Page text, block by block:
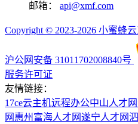
邮箱： api@xmf.com
Copyright © 2023-2026 小蜜蜂
沪公网安备 31011702008840号
服务许可证
友情链接：
17ce云主机远程办公中山人才网
网 惠州富海人才网遂宁人才网